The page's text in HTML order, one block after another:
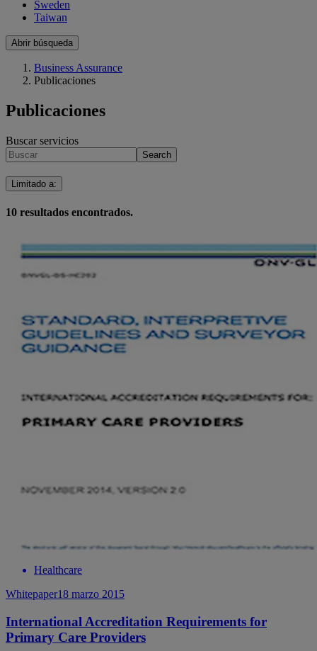
Sweden
Taiwan
Abrir búsqueda
Business Assurance
Publicaciones
Publicaciones
Buscar servicios
Search
Limitado a:
10 resultados encontrados.
Healthcare
Whitepaper18 marzo 2015
International Accreditation Requirements for
Primary Care Providers